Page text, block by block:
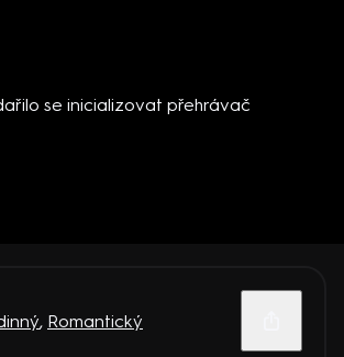
se inicializovat přehrávač
, Romantický